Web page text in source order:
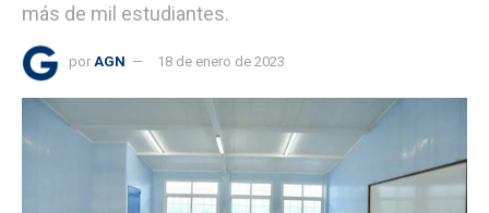
más de mil estudiantes.
por AGN 18 de enero de 2023